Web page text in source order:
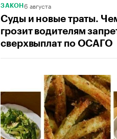
ЗАКОН 6 августа
Суды и новые траты.
грозит водителям
сверхвыплат по ОСАГО